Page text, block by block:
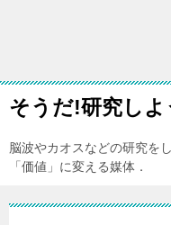
そうだ!研究しよ
脳波やカオスなどの研究を
「価値」に変える媒体．